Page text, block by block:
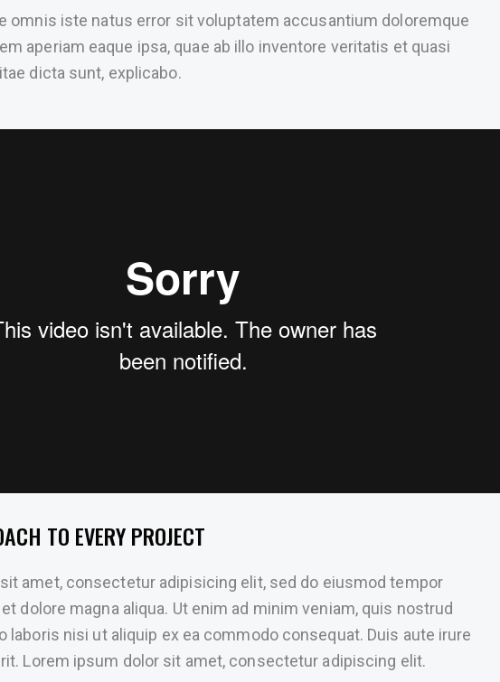
omnis iste natus error sit voluptatem accusantium doloremque
aperiam eaque ipsa, quae ab illo inventore veritatis et quasi
dicta sunt, explicabo.
TO EVERY PROJECT
amet, consectetur adipisicing elit, sed do eiusmod tempor
dolore magna aliqua. Ut enim ad minim veniam, quis nostrud
laboris nisi ut aliquip ex ea commodo consequat. Duis aute irure
Lorem ipsum dolor sit amet, consectetur adipiscing elit.